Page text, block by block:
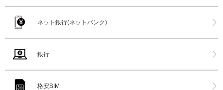
ネット銀行(ネットバンク)
銀行
格安SIM